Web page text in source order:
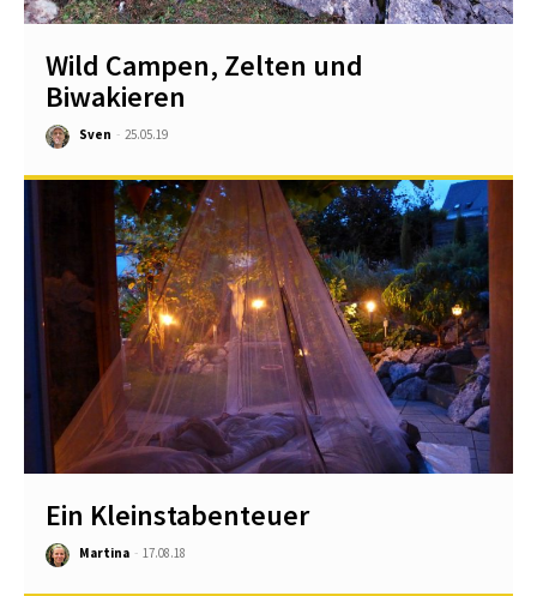
Wild Campen, Zelten und
Biwakieren
Sven - 25.05.19
Ein Kleinstabenteuer
Martina - 17.08.18